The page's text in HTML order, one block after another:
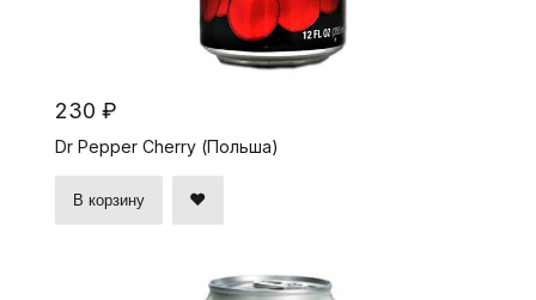
230 ₽
Dr Pepper Cherry (Польша)
В корзину